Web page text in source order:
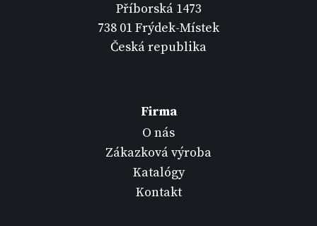
Příborská 1473
738 01 Frýdek-Místek
Česká republika
Firma
O nás
Zákazková výroba
Katalógy
Kontakt